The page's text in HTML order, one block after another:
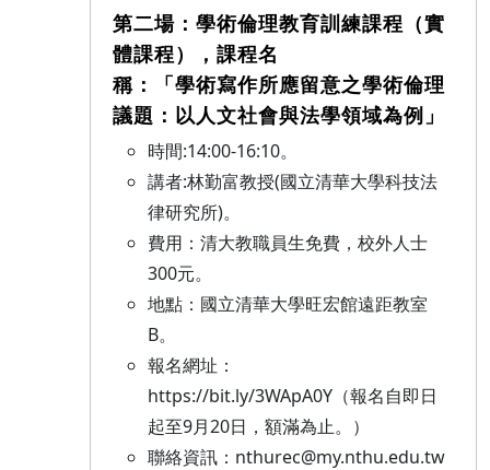
第二場：學術倫理教育訓練課程（實
體課程），課程名
稱：「學術寫作所應留意之學術倫理
議題：以人文社會與法學領域為例」
時間:14:00-16:10。
講者:林勤富教授(國立清華大學科技法
律研究所)。
費用：清大教職員生免費，校外人士
300元。
地點：國立清華大學旺宏館遠距教室
B。
報名網址：
https://bit.ly/3WApA0Y（報名自即日
起至9月20日，額滿為止。）
聯絡資訊：nthurec@my.nthu.edu.tw